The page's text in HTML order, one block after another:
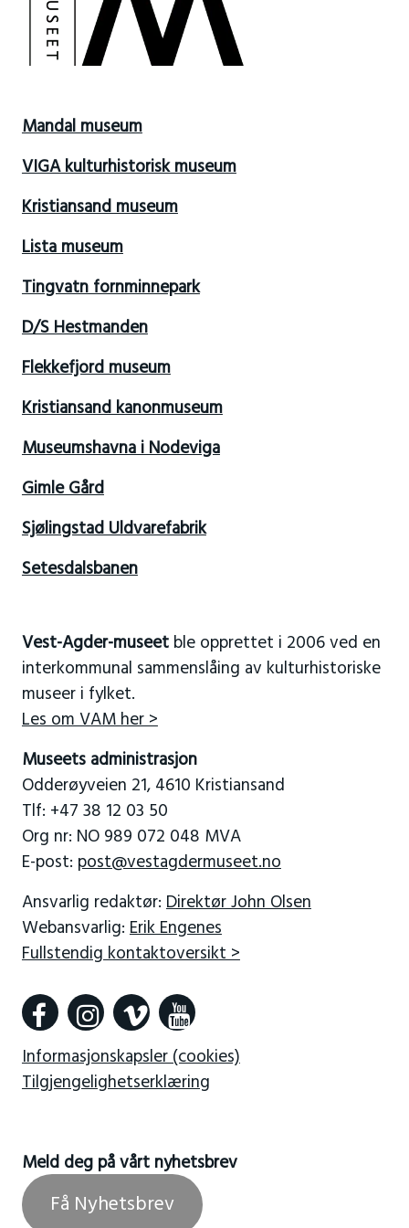
Mandal museum
VIGA kulturhistorisk museum
Kristiansand museum
Lista museum
Tingvatn fornminnepark
D/S Hestmanden
Flekkefjord museum
Kristiansand kanonmuseum
Museumshavna i Nodeviga
Gimle Gård
Sjølingstad Uldvarefabrik
Setesdalsbanen
Vest-Agder-museetble opprettet i 2006 ved en
interkommunal sammenslåing av kulturhistoriske
museer i fylket.
Les om VAM her >
Museets administrasjon
Odderøyveien 21, 4610 Kristiansand
Tlf: +47 38 12 03 50
Org nr: NO 989 072 048 MVA
E-post: post@vestagdermuseet.no
Ansvarlig redaktør: Direktør John Olsen
Webansvarlig: Erik Engenes
Fullstendig kontaktoversikt >
Informasjonskapsler (cookies)
Tilgjengelighetserklæring
Meld deg på vårt nyhetsbrev
Få Nyhetsbrev